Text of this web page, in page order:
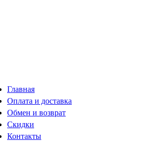
Главная
Оплата и доставка
Обмен и возврат
Скидки
Контакты